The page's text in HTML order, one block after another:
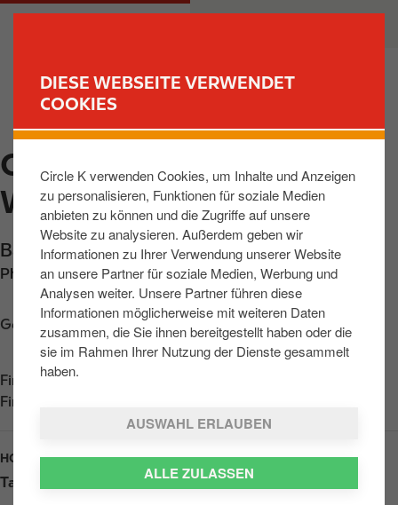
DIESE WEBSEITE VERWENDET
COOKIES
Circle K verwenden Cookies, um Inhalte und Anzeigen
zu personalisieren, Funktionen für soziale Medien
anbieten zu können und die Zugriffe auf unsere
Website zu analysieren. Außerdem geben wir
Informationen zu Ihrer Verwendung unserer Website
an unsere Partner für soziale Medien, Werbung und
Analysen weiter. Unsere Partner führen diese
Informationen möglicherweise mit weiteren Daten
zusammen, die Sie ihnen bereitgestellt haben oder die
sie im Rahmen Ihrer Nutzung der Dienste gesammelt
haben.
AUSWAHL ERLAUBEN
ALLE ZULASSEN
u
m
I
h
a
M
v
OHRENBACH,
WESTSEITE
Bab Westseite,Ohrenbach,91620,DE
Phone: +499865986113
Get directions
Find us onApp Store
Find us on
HOURS
Tag
Opening hours